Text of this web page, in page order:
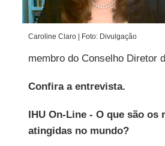
Caroline Claro | Foto: Divulgação
membro do Conselho Diretor
Confira a entrevista.
IHU On-Line - O que são
atingidas no mundo?